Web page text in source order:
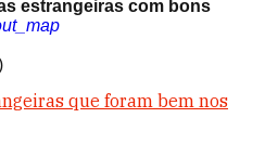
estrangeiras com bons
que foram bem nos